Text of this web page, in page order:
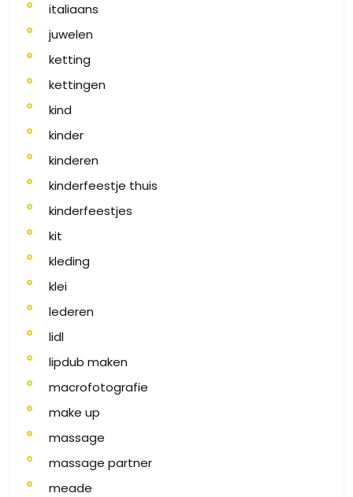
italiaans
juwelen
ketting
kettingen
kind
kinder
kinderen
kinderfeestje thuis
kinderfeestjes
kit
kleding
klei
lederen
lidl
lipdub maken
macrofotografie
make up
massage
massage partner
meade